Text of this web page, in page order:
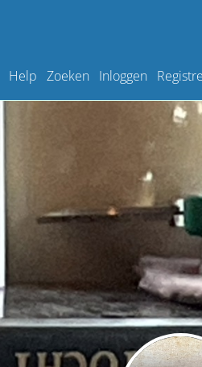
Help Zoeken Inloggen